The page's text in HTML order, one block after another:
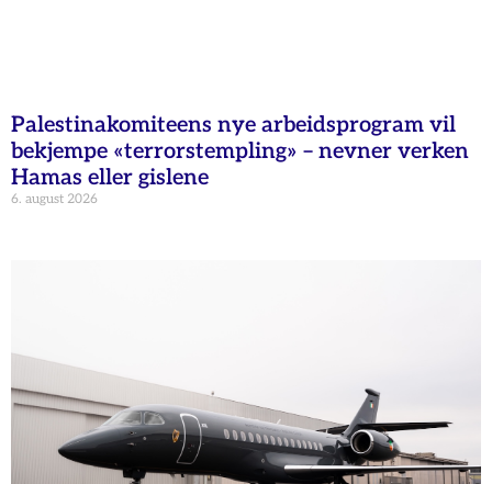
Palestinakomiteens nye arbeidsprogram vil
bekjempe «terrorstempling» – nevner verken
Hamas eller gislene
6. august 2026